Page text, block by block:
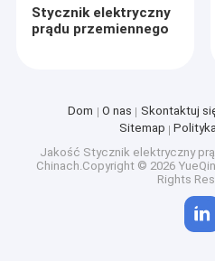
Stycznik elektryczny
prądu przemiennego
Dom O nas Skontaktuj
Sitemap
Jakość Stycznik elektryczny
Chinach.Copyright © 2026
Rights